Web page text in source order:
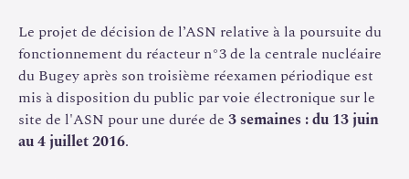
Au vu de son analyse du bilan du troisième réexamen
périodique du réacteur n°3 de la centrale nucléaire du
Bugey et des contrôles réalisés par ses équipes, l’ASN
considère qu’il est nécessaire d’encadrer la poursuite de
son fonctionnement par des prescriptions
Le projet de décision de l’ASN relative à la poursuite du
fonctionnement du réacteur n°3 de la centrale nucléaire
du Bugey après son troisième réexamen périodique est
mis à disposition du public par voie électronique sur le
site de l'ASN pour une durée de 3 semaines : du 13 juin
au 4 juillet 2016.